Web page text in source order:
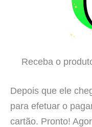
Receba o
Depois que ele
para efetuar o
cartão. Pronto!